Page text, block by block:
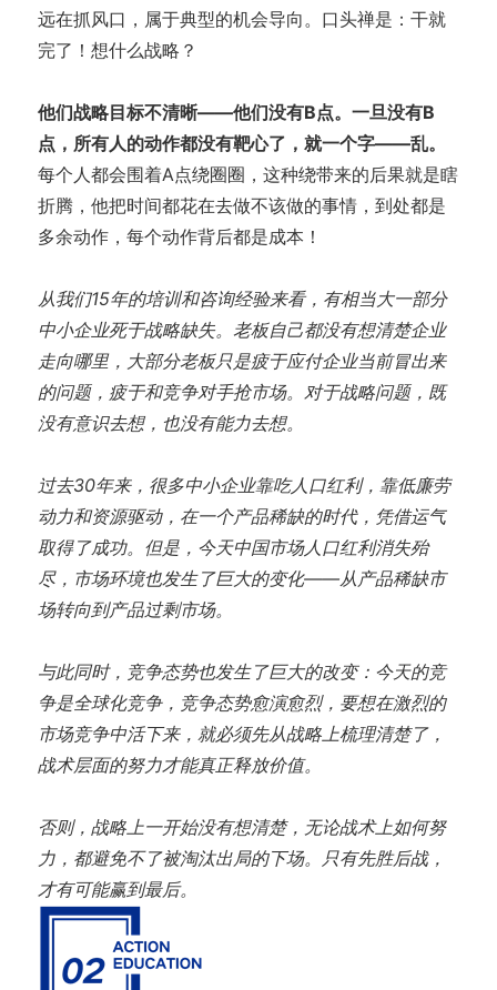
远在抓风口，属于典型的机会导向。口头禅是：干就
完了！想什么战略？
他们战略目标不清晰——他们没有B点。一旦没有B
点，所有人的动作都没有靶心了，就一个字——乱。
每个人都会围着A点绕圈圈，这种绕带来的后果就是瞎
折腾，他把时间都花在去做不该做的事情，到处都是
多余动作，每个动作背后都是成本！
从我们15年的培训和咨询经验来看，有相当大一部分
中小企业死于战略缺失。老板自己都没有想清楚企业
走向哪里，大部分老板只是疲于应付企业当前冒出来
的问题，疲于和竞争对手抢市场。对于战略问题，既
没有意识去想，也没有能力去想。
过去30年来，很多中小企业靠吃人口红利，靠低廉劳
动力和资源驱动，在一个产品稀缺的时代，凭借运气
取得了成功。但是，今天中国市场人口红利消失殆
尽，市场环境也发生了巨大的变化——从产品稀缺市
场转向到产品过剩市场。
与此同时，竞争态势也发生了巨大的改变：今天的竞
争是全球化竞争，竞争态势愈演愈烈，要想在激烈的
市场竞争中活下来，就必须先从战略上梳理清楚了，
战术层面的努力才能真正释放价值。
否则，战略上一开始没有想清楚，无论战术上如何努
力，都避免不了被淘汰出局的下场。只有先胜后战，
才有可能赢到最后。